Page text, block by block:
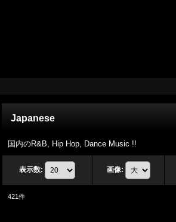
Japanese
国内のR&B, Hip Hop, Dance Music !!
表示数: 画像:
421件